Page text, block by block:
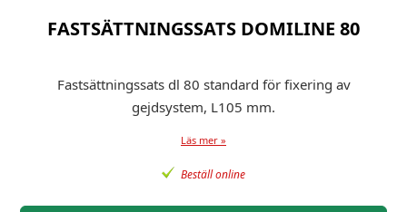
FASTSÄTTNINGSSATS DOMILINE 80
Fastsättningssats dl 80 standard för fixering av
gejdsystem, L105 mm.
Läs mer »
Beställ online